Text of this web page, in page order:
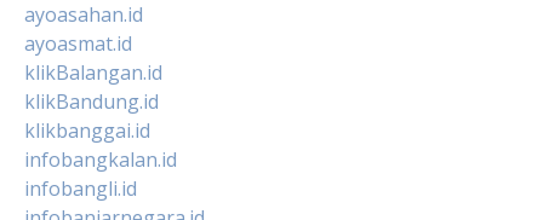
ayoasahan.id
ayoasmat.id
klikBalangan.id
klikBandung.id
klikbanggai.id
infobangkalan.id
infobangli.id